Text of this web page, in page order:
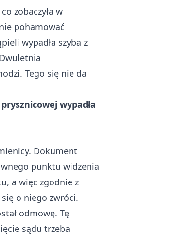
zobaczyła w
pohamować
wypadła szyba z
Tego się nie da
wypadła
Dokument
punktu widzenia
a więc zgodnie z
o niego zwróci.
odmowę. Tę
sądu trzeba